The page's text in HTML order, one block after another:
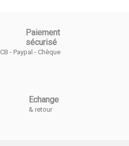
Paiement
sécurisé
CB - Paypal - Chèque
Echange
& retour